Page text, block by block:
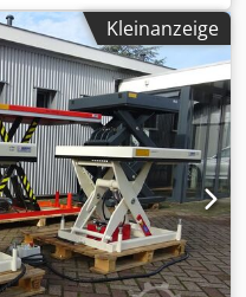
Hydraulisch Motor
0,5 U/min. Motorleistung
vielen Größen und
Maße 1000mm x
mit Höhenverstellung
1000 Kg, Maße
28mm mit
Tragkraft
x 200mm, Bohrung
oder automatisch
x 2400mm x 200mm,
manuell oder
Kleinanzeige